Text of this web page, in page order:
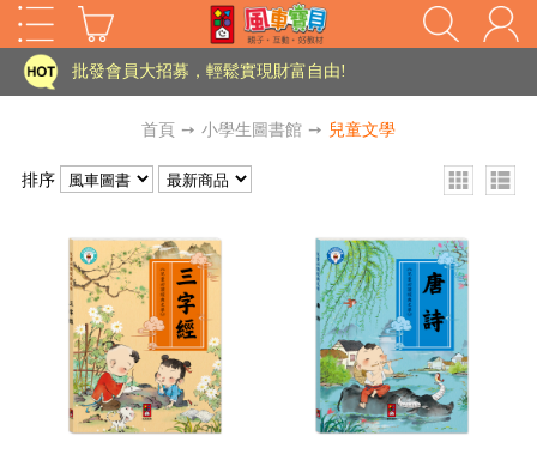
HOT
家長樂了!「風車書版集團暨FOOD超人企業總部」目前正興建中!
批發會員大招募，輕鬆實現財富自由!
老師您好!!幼教會員火熱招募中~
批發會員大招募，輕鬆實現財富自由!
老師您好!!幼教會員火熱招募中~
首頁 ➙ 小學生圖書館 ➙ 兒童文學
排序